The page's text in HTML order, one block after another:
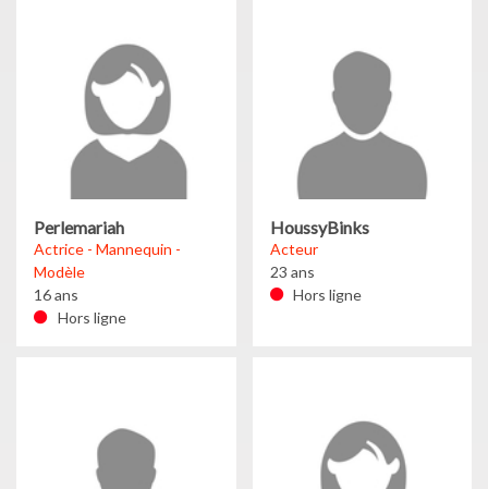
Perlemariah
Actrice - Mannequin -
Modèle
16 ans
Hors ligne
HoussyBinks
Acteur
23 ans
Hors ligne